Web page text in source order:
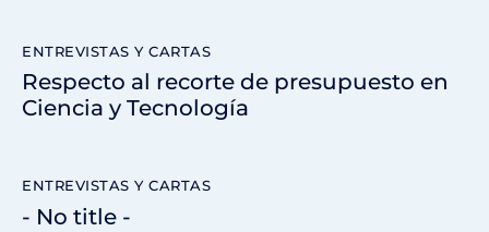
ENTREVISTAS Y CARTAS
Respecto al recorte de presupuesto en
Ciencia y Tecnología
ENTREVISTAS Y CARTAS
- No title -